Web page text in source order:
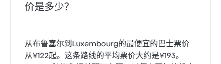
价是多少？
从布鲁塞尔到Luxembourg的最便宜的巴士票价
从¥122起。这条路线的平均票价大约是¥193。